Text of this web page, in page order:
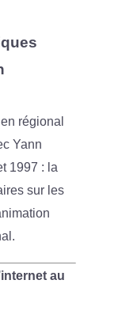
régional
Yann
1997 : la
sur les
au